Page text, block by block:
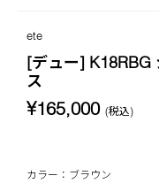
ete
[デュー] K18RBG
ス
¥165,000 (税込)
カラー：ブラウン